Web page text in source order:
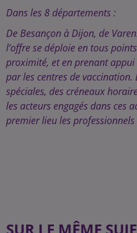
Dans les 8 départements :
De Besançon à Dijon, de
l’offre se déploie en tous
proximité, et en prenant
par les centres de
spéciales, des créneaux
les acteurs engagés dans ces
premier lieu les professionnels
SUR LE MÊME